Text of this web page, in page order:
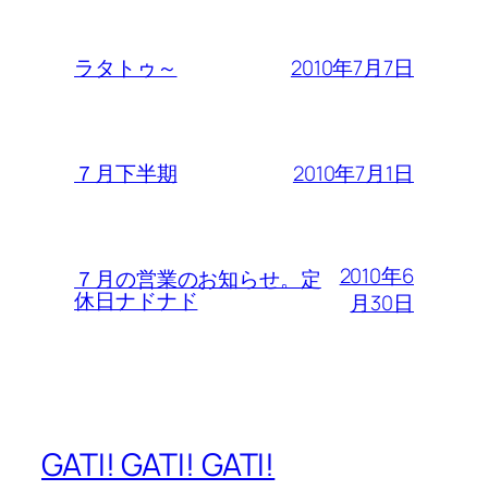
ラタトゥ～ 2010年7月7日
７月下半期 2010年7月1日
７月の営業のお知らせ。定
休日ナドナド
2010年6
月30日
GATI! GATI! GATI!